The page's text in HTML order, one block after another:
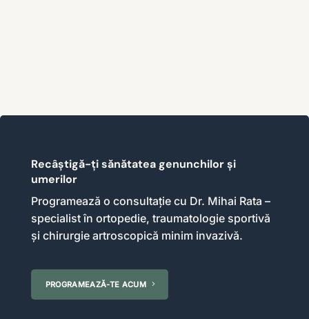
Recâștigă-ți sănătatea genunchilor și
umerilor
Programează o consultație cu Dr. Mihai Rata –
specialist în ortopedie, traumatologie sportivă
și chirurgie artroscopică minim invazivă.
PROGRAMEAZĂ-TE ACUM